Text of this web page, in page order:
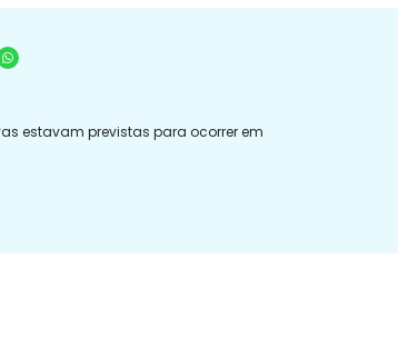
estavam previstas para ocorrer em